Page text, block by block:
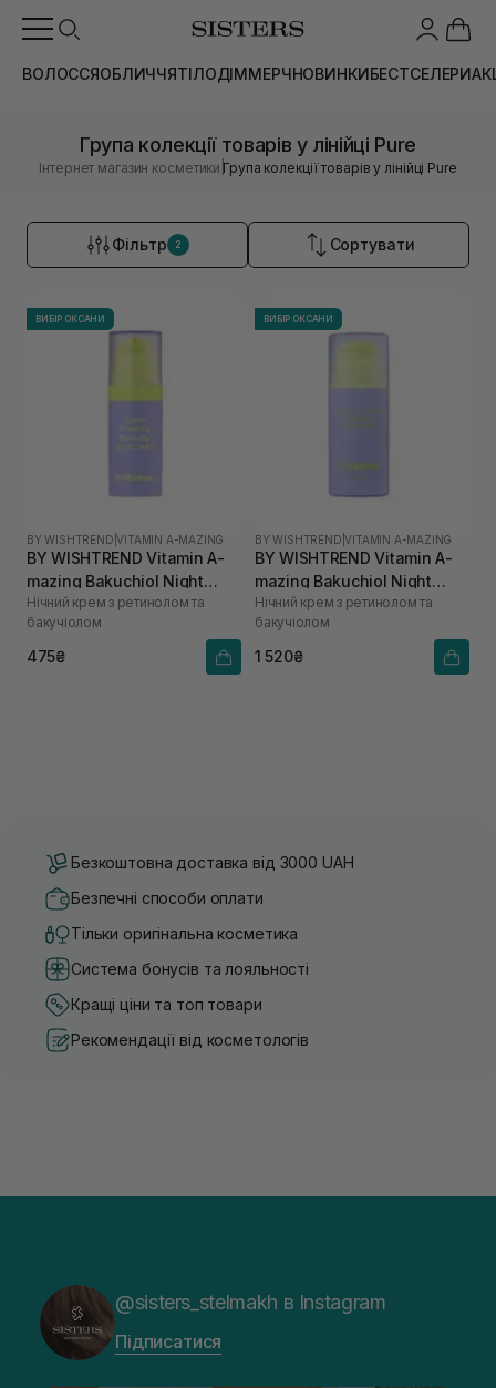
ВОЛОССЯОБЛИЧЧЯТІЛОДІММЕРЧНОВИНКИБЕСТСЕЛЕРИ
Група колекції товарів у лінійці Pure
Інтернет магазин косметики |Група колекції товарів у лінійці Pure
Фільтр 2 Сортувати
ВИБІР ОКСАНИ
BY WISHTREND |VITAMIN A-MAZING
BY WISHTREND Vitamin A-
mazing Bakuchiol Night
Cream 10 мл
Нічний крем з ретинолом та
бакучіолом
475₴
ВИБІР ОКСАНИ
BY WISHTREND |VITAMIN A-MAZING
BY WISHTREND Vitamin A-
mazing Bakuchiol Night
Cream 30 мл
Нічний крем з ретинолом та
бакучіолом
1 520₴
Безкоштовна доставка від 3000 UAH
Безпечні способи оплати
Тільки оригінальна косметика
Система бонусів та лояльності
Кращі ціни та топ товари
Рекомендації від косметологів
@sisters_stelmakh в Instagram
Підписатися